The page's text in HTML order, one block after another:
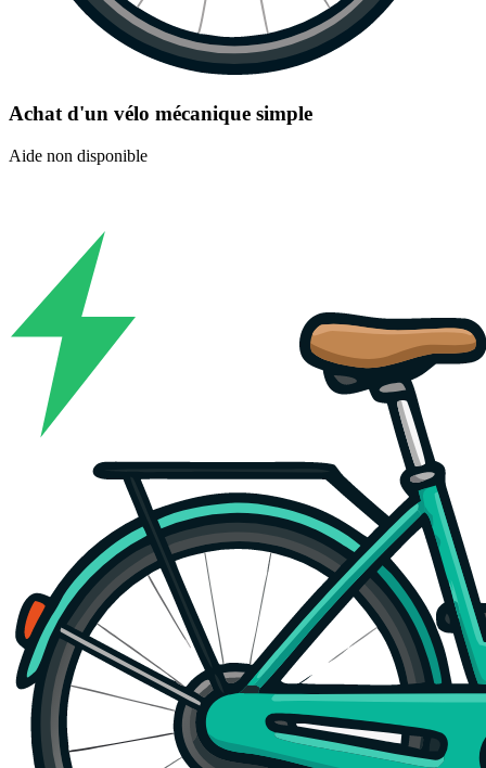
Achat d'un vélo mécanique simple
Aide non disponible